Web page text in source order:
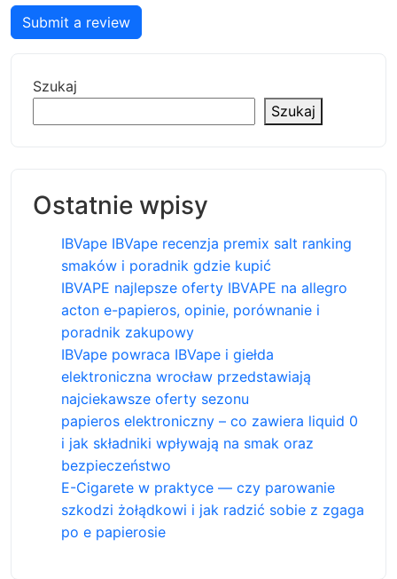
Submit a review
Szukaj
Szukaj
Ostatnie wpisy
IBVape IBVape recenzja premix salt ranking
smaków i poradnik gdzie kupić
IBVAPE najlepsze oferty IBVAPE na allegro
acton e-papieros, opinie, porównanie i
poradnik zakupowy
IBVape powraca IBVape i giełda
elektroniczna wrocław przedstawiają
najciekawsze oferty sezonu
papieros elektroniczny – co zawiera liquid 0
i jak składniki wpływają na smak oraz
bezpieczeństwo
E-Cigarete w praktyce — czy parowanie
szkodzi żołądkowi i jak radzić sobie z zgaga
po e papierosie